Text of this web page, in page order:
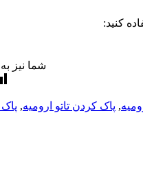
کنید:
شما نیز
, پاک کردن تاتو ارومیه,